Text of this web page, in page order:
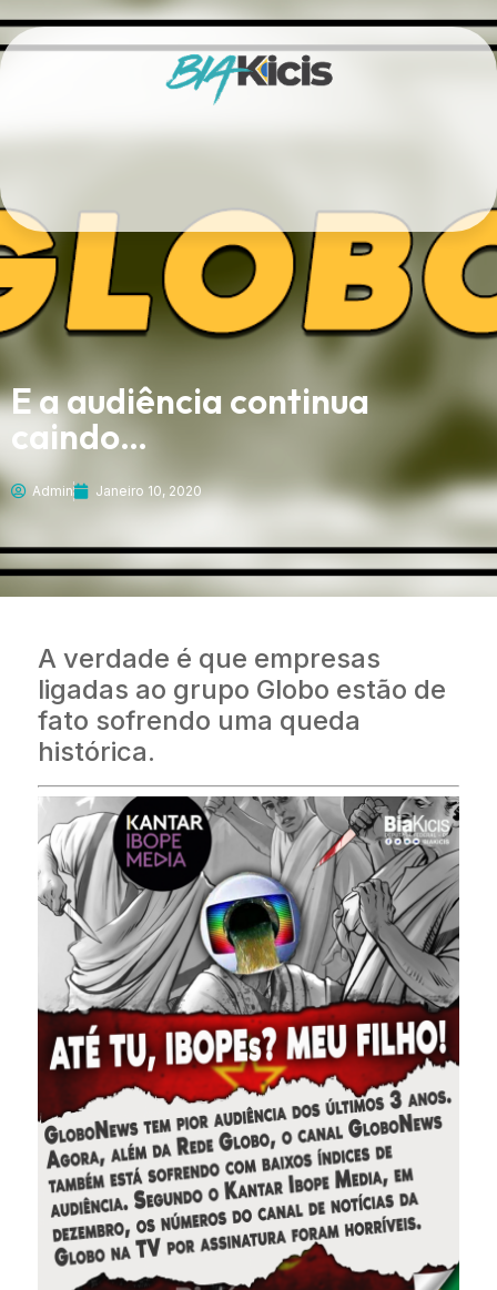
E a audiência continua
caindo…
Admin Janeiro 10, 2020
A verdade é que empresas
ligadas ao grupo Globo estão de
fato sofrendo uma queda
histórica.